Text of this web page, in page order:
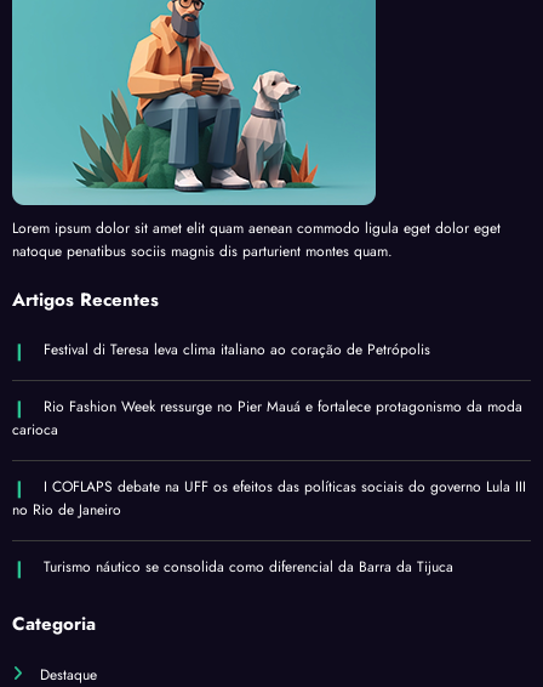
Lorem ipsum dolor sit amet elit quam aenean commodo ligula eget dolor eget
natoque penatibus sociis magnis dis parturient montes quam.
Artigos Recentes
Festival di Teresa leva clima italiano ao coração de Petrópolis
Rio Fashion Week ressurge no Pier Mauá e fortalece protagonismo da moda
carioca
I COFLAPS debate na UFF os efeitos das políticas sociais do governo Lula III
no Rio de Janeiro
Turismo náutico se consolida como diferencial da Barra da Tijuca
Categoria
Destaque